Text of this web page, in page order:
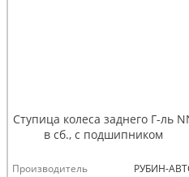
Ступица колеса заднего Г-ль
в сб., с подшипником
Производитель
РУБИН-